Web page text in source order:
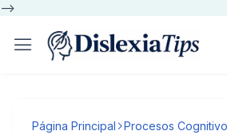
-->
Página Principal Procesos